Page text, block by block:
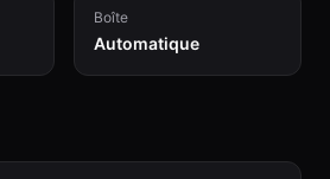
Boîte
Automatique